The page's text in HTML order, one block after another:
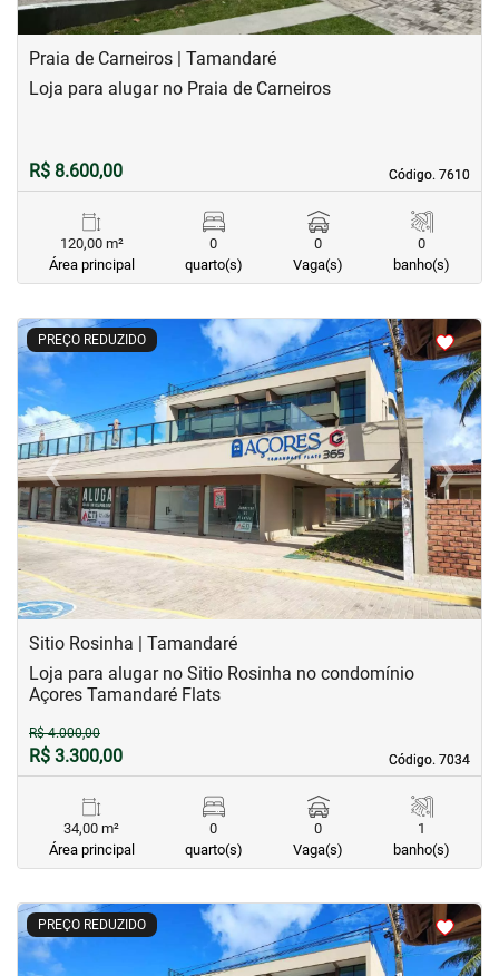
Praia de Carneiros | Tamandaré
Código. 7610
Código. 7610
Loja para alugar no Praia de Carneiros
R$ 8.600,00
120,00 m²
Área principal
0
quarto(s)
0
Vaga(s)
0
banho(s)
PREÇO REDUZIDO
<<<<
‹Previous ›Next
Sitio Rosinha | Tamandaré
Código. 7034
Código. 7034
Loja para alugar no Sitio Rosinha no condomínio
Açores Tamandaré Flats
R$ 4.000,00
R$ 3.300,00
34,00 m²
Área principal
0
quarto(s)
0
Vaga(s)
1
banho(s)
PREÇO REDUZIDO
<<<<